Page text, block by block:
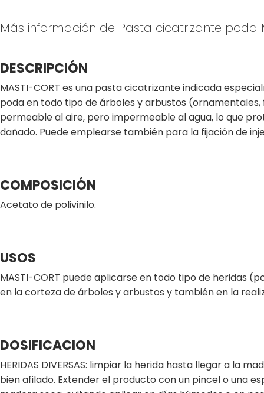
Más información de Pasta cicatrizante poda
DESCRIPCIÓN
MASTI-CORT es una pasta cicatrizante indicada
poda en todo tipo de árboles y arbustos
permeable al aire, pero impermeable al agua, lo que
dañado. Puede emplearse también para la fijación de
COMPOSICIÓN
Acetato de polivinilo.
USOS
MASTI-CORT puede aplicarse en todo tipo de heridas
en la corteza de árboles y arbustos y también en la
DOSIFICACION
HERIDAS DIVERSAS: limpiar la herida hasta llegar a la
bien afilado. Extender el producto con un pincel o una